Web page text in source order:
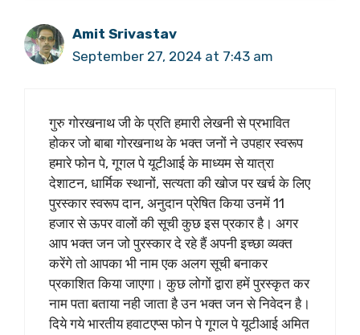
Amit Srivastav
September 27, 2024 at 7:43 am
गुरु गोरखनाथ जी के प्रति हमारी लेखनी से प्रभावित
होकर जो बाबा गोरखनाथ के भक्त जनों ने उपहार स्वरूप
हमारे फोन पे, गूगल पे यूटीआई के माध्यम से यात्रा
देशाटन, धार्मिक स्थानों, सत्यता की खोज पर खर्च के लिए
पुरस्कार स्वरूप दान, अनुदान प्रेषित किया उनमें 11
हजार से ऊपर वालों की सूची कुछ इस प्रकार है। अगर
आप भक्त जन जो पुरस्कार दे रहे हैं अपनी इच्छा व्यक्त
करेंगे तो आपका भी नाम एक अलग सूची बनाकर
प्रकाशित किया जाएगा। कुछ लोगों द्वारा हमें पुरस्कृत कर
नाम पता बताया नही जाता है उन भक्त जन से निवेदन है।
दिये गये भारतीय हवाटएप्स फोन पे गूगल पे यूटीआई अमित